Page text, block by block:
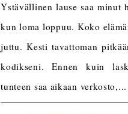
Ystävällinen lause saa minut
kun loma loppuu. Koko
juttu. Kesti tavattoman
kodikseni. Ennen kuin
tunteen saa aikaan verkosto,...